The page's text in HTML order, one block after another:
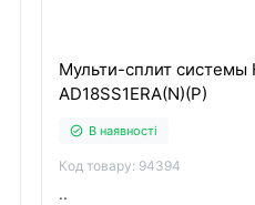
Мульти-сплит системы
AD18SS1ERA(N)(P)
В наявності
Код товару: 94394
..